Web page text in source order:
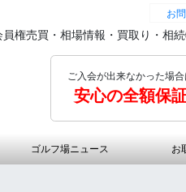
お
権売買・相場情報・買取り・相
ご入会が出来なかった場
安心の全額保
ゴルフ場ニュース お